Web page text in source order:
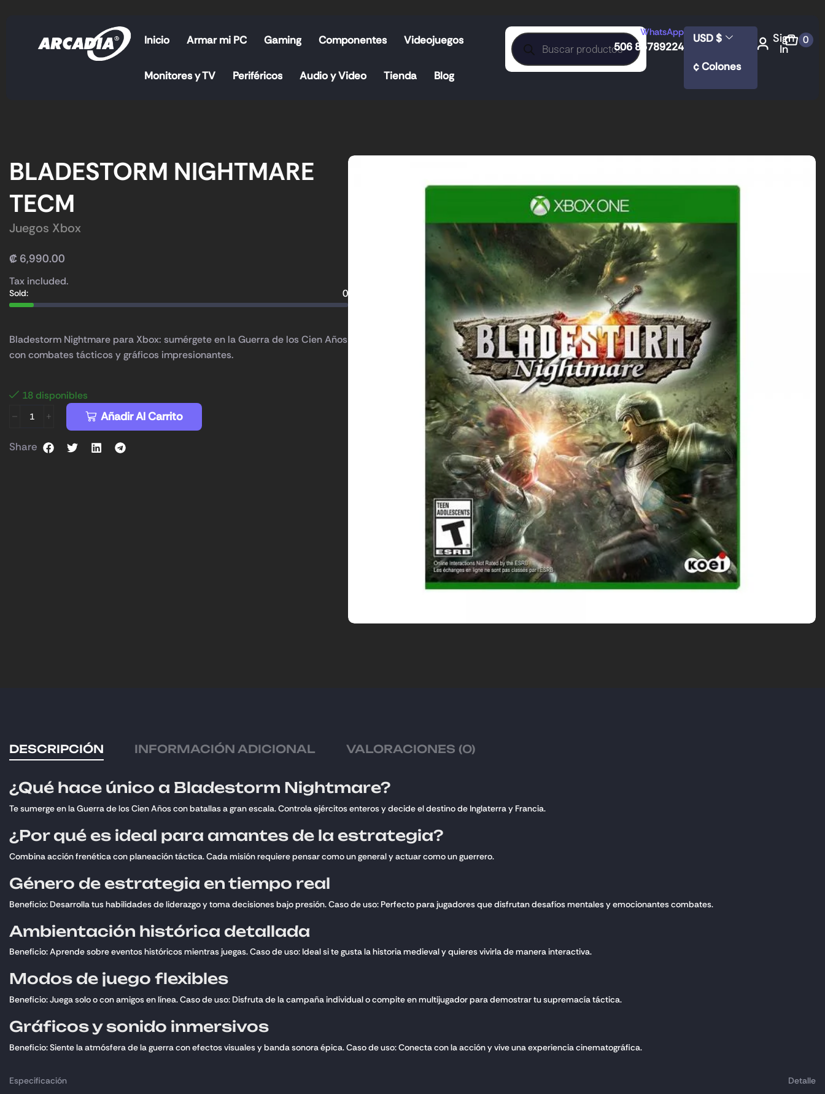
Inicio Armar mi PC Gaming Componentes Videojuegos
Monitores y TV Periféricos Audio y Video Tienda Blog
WhatsApp
506 85789224
USD $
¢ Colones
Sign
In
0
BLADESTORM NIGHTMARE
TECM
Juegos Xbox
₡ 6,990.00
Tax included.
Sold: 0
Bladestorm Nightmare para Xbox: sumérgete en la Guerra de los Cien Años
con combates tácticos y gráficos impresionantes.
18 disponibles
Añadir Al Carrito
Share
DESCRIPCIÓN INFORMACIÓN ADICIONAL VALORACIONES (0)
¿Qué hace único a Bladestorm Nightmare?
Te sumerge en la Guerra de los Cien Años con batallas a gran escala. Controla ejércitos enteros y decide el destino de Inglaterra y Francia.
¿Por qué es ideal para amantes de la estrategia?
Combina acción frenética con planeación táctica. Cada misión requiere pensar como un general y actuar como un guerrero.
Género de estrategia en tiempo real
Beneficio: Desarrolla tus habilidades de liderazgo y toma decisiones bajo presión. Caso de uso: Perfecto para jugadores que disfrutan desafíos mentales y emocionantes combates.
Ambientación histórica detallada
Beneficio: Aprende sobre eventos históricos mientras juegas. Caso de uso: Ideal si te gusta la historia medieval y quieres vivirla de manera interactiva.
Modos de juego flexibles
Beneficio: Juega solo o con amigos en línea. Caso de uso: Disfruta de la campaña individual o compite en multijugador para demostrar tu supremacía táctica.
Gráficos y sonido inmersivos
Beneficio: Siente la atmósfera de la guerra con efectos visuales y banda sonora épica. Caso de uso: Conecta con la acción y vive una experiencia cinematográfica.
Especificación Detalle